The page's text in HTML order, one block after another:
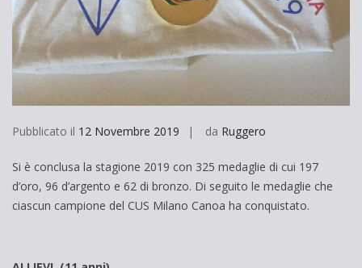
Pubblicato il 12 Novembre 2019 da Ruggero
Si è conclusa la stagione 2019 con 325 medaglie di cui 197
d’oro, 96 d’argento e 62 di bronzo. Di seguito le medaglie che
ciascun campione del CUS Milano Canoa ha conquistato.